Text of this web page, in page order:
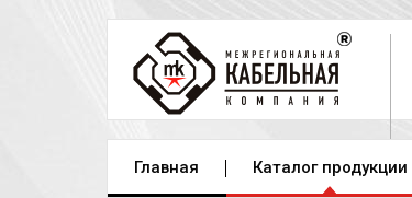
Главная Каталог продукции